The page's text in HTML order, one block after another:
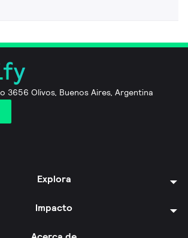
3656 Olivos, Buenos Aires, Argentina
Explora
Impacto